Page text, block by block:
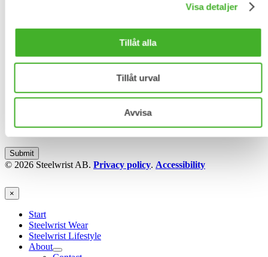
Visa detaljer
Tillåt alla
Tillåt urval
Avvisa
© 2026 Steelwrist AB. Privacy policy. Accessibility
×
Start
Steelwrist Wear
Steelwrist Lifestyle
About